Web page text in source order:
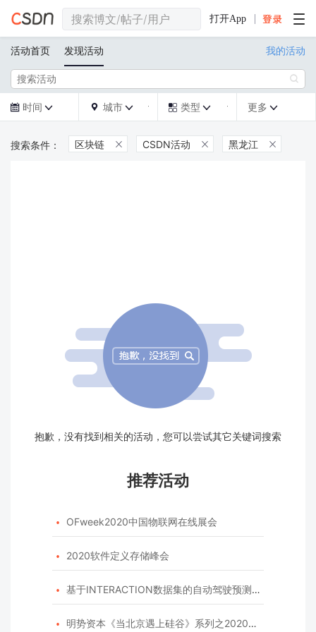
打开App
活动首页 发现活动 我的活动

 时间   城市   类型  更多 
区块链  CSDN活动  黑龙江 
抱歉，没有找到相关的活动，您可以尝试其它关键词搜索
推荐活动
 OFweek2020中国物联网在线展会
 2020软件定义存储峰会
 基于INTERACTION数据集的自动驾驶预测模型挑战赛
 明势资本《当北京遇上硅谷》系列之2020年度开源峰会